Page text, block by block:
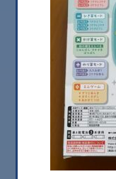
2026.03
2026.02
2026.01
2025.12
2025.11
2025.10
2025.09